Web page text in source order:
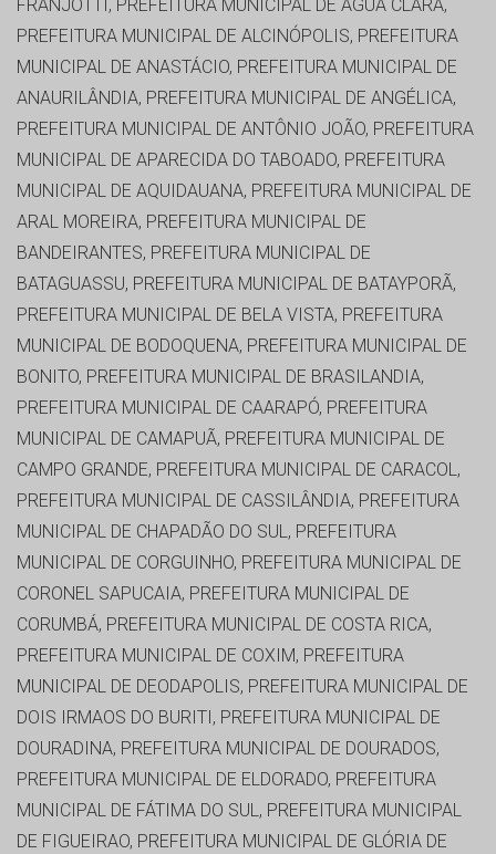
FRANJOTTI, PREFEITURA MUNICIPAL DE ÁGUA CLARA,
PREFEITURA MUNICIPAL DE ALCINÓPOLIS, PREFEITURA
MUNICIPAL DE ANASTÁCIO, PREFEITURA MUNICIPAL DE
ANAURILÂNDIA, PREFEITURA MUNICIPAL DE ANGÉLICA,
PREFEITURA MUNICIPAL DE ANTÔNIO JOÃO, PREFEITURA
MUNICIPAL DE APARECIDA DO TABOADO, PREFEITURA
MUNICIPAL DE AQUIDAUANA, PREFEITURA MUNICIPAL DE
ARAL MOREIRA, PREFEITURA MUNICIPAL DE
BANDEIRANTES, PREFEITURA MUNICIPAL DE
BATAGUASSU, PREFEITURA MUNICIPAL DE BATAYPORÃ,
PREFEITURA MUNICIPAL DE BELA VISTA, PREFEITURA
MUNICIPAL DE BODOQUENA, PREFEITURA MUNICIPAL DE
BONITO, PREFEITURA MUNICIPAL DE BRASILANDIA,
PREFEITURA MUNICIPAL DE CAARAPÓ, PREFEITURA
MUNICIPAL DE CAMAPUÃ, PREFEITURA MUNICIPAL DE
CAMPO GRANDE, PREFEITURA MUNICIPAL DE CARACOL,
PREFEITURA MUNICIPAL DE CASSILÂNDIA, PREFEITURA
MUNICIPAL DE CHAPADÃO DO SUL, PREFEITURA
MUNICIPAL DE CORGUINHO, PREFEITURA MUNICIPAL DE
CORONEL SAPUCAIA, PREFEITURA MUNICIPAL DE
CORUMBÁ, PREFEITURA MUNICIPAL DE COSTA RICA,
PREFEITURA MUNICIPAL DE COXIM, PREFEITURA
MUNICIPAL DE DEODAPOLIS, PREFEITURA MUNICIPAL DE
DOIS IRMAOS DO BURITI, PREFEITURA MUNICIPAL DE
DOURADINA, PREFEITURA MUNICIPAL DE DOURADOS,
PREFEITURA MUNICIPAL DE ELDORADO, PREFEITURA
MUNICIPAL DE FÁTIMA DO SUL, PREFEITURA MUNICIPAL
DE FIGUEIRAO, PREFEITURA MUNICIPAL DE GLÓRIA DE